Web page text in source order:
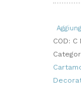
COD: C